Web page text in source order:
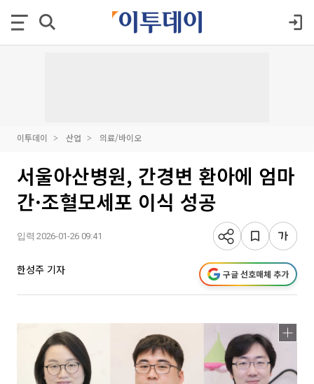
이투데이 산업 의료/바이오
서울아산병원, 간경변 환아에 엄마
간·조혈모세포 이식 성공
입력 2026-01-26 09:41
한성주 기자 구글 선호매체 추가